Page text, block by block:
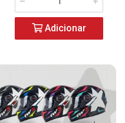
Adicionar